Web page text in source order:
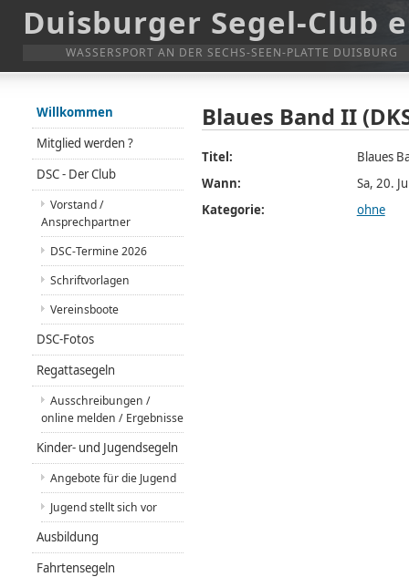
Duisburger Segel-Club
WASSERSPORT AN DER SECHS-SEEN-PLATTE DUISBURG
Blaues Band II
Titel:
Blaues
Wann:
Sa, 20.
Kategorie:
ohne
Willkommen
Mitglied werden ?
DSC - Der Club
Vorstand /
Ansprechpartner
DSC-Termine 2026
Schriftvorlagen
Vereinsboote
DSC-Fotos
Regattasegeln
Ausschreibungen /
online melden / Ergebnisse
Kinder- und Jugendsegeln
Angebote für die Jugend
Jugend stellt sich vor
Ausbildung
Fahrtensegeln